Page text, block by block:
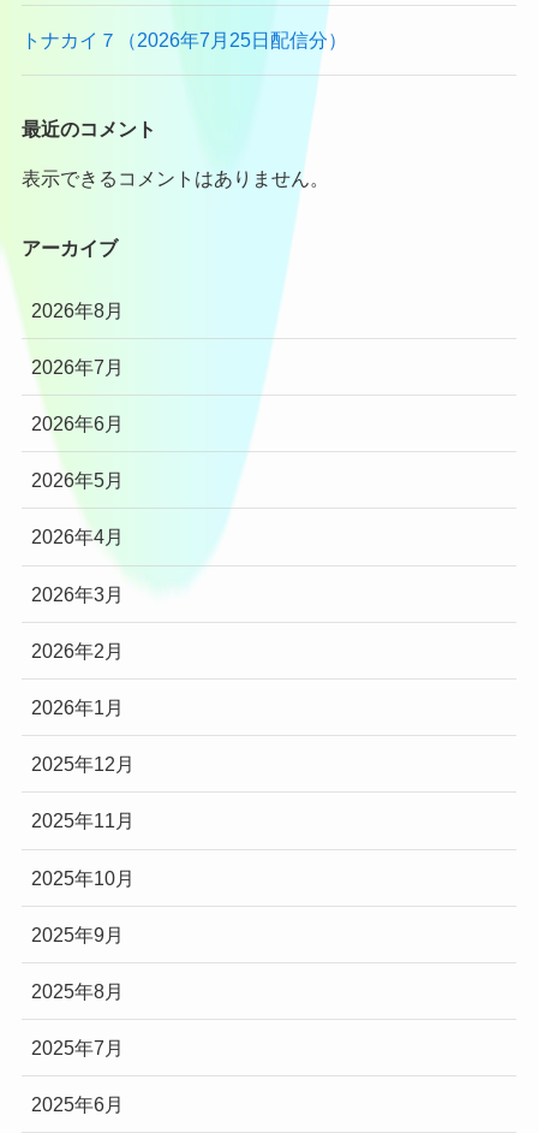
トナカイ７（2026年7月25日配信分）
最近のコメント
表示できるコメントはありません。
アーカイブ
2026年8月
2026年7月
2026年6月
2026年5月
2026年4月
2026年3月
2026年2月
2026年1月
2025年12月
2025年11月
2025年10月
2025年9月
2025年8月
2025年7月
2025年6月